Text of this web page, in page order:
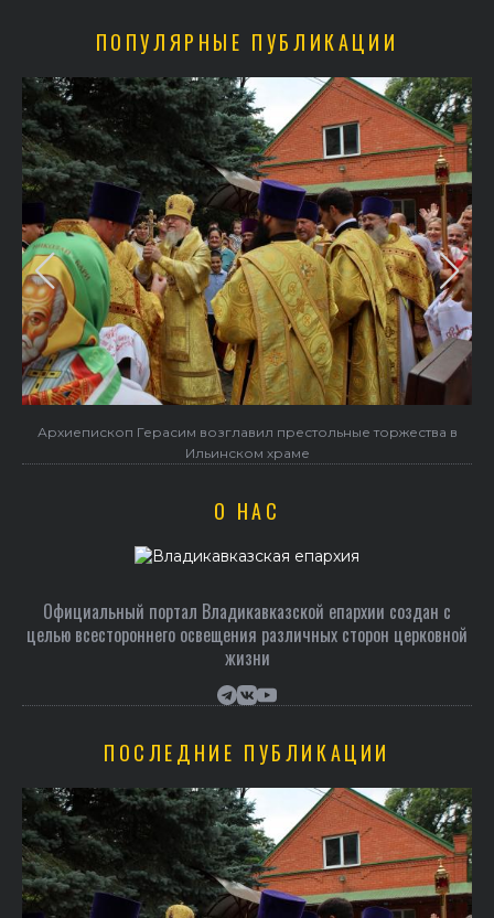
ПОПУЛЯРНЫЕ ПУБЛИКАЦИИ
Архиепископ Герасим возглавил престольные торжества в
Ильинском храме
О НАС
Официальный портал Владикавказской епархии создан c
целью всестороннего освещения различных сторон церковной
жизни
ПОСЛЕДНИЕ ПУБЛИКАЦИИ